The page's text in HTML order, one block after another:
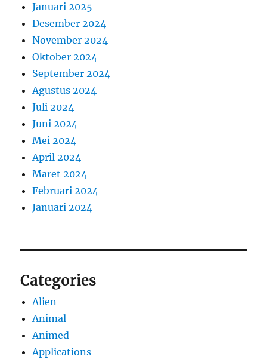
Januari 2025
Desember 2024
November 2024
Oktober 2024
September 2024
Agustus 2024
Juli 2024
Juni 2024
Mei 2024
April 2024
Maret 2024
Februari 2024
Januari 2024
Categories
Alien
Animal
Animed
Applications